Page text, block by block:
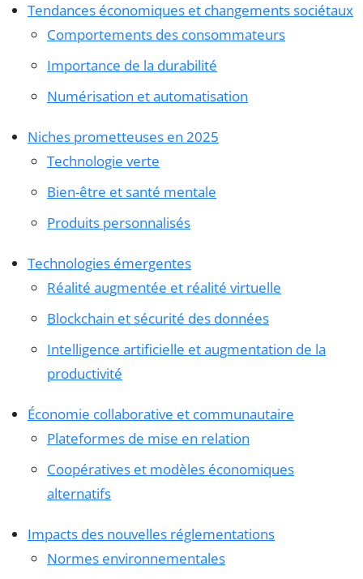
Tendances économiques et changements sociétaux
Comportements des consommateurs
Importance de la durabilité
Numérisation et automatisation
Niches prometteuses en 2025
Technologie verte
Bien-être et santé mentale
Produits personnalisés
Technologies émergentes
Réalité augmentée et réalité virtuelle
Blockchain et sécurité des données
Intelligence artificielle et augmentation de la
productivité
Économie collaborative et communautaire
Plateformes de mise en relation
Coopératives et modèles économiques
alternatifs
Impacts des nouvelles réglementations
Normes environnementales